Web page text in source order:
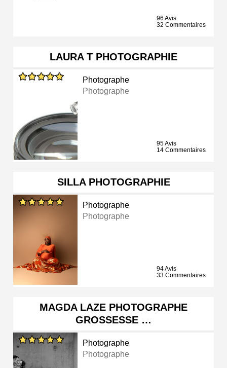
96 Avis
32 Commentaires
LAURA T PHOTOGRAPHIE
Photographe
Photographe
95 Avis
14 Commentaires
SILLA PHOTOGRAPHIE
Photographe
Photographe
94 Avis
33 Commentaires
MAGDA LAZE PHOTOGRAPHE
GROSSESSE …
Photographe
Photographe